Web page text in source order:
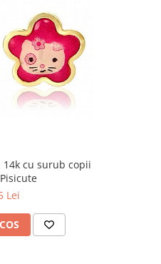
cu surub copii
Lei